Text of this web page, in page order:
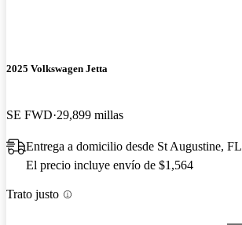
2025 Volkswagen Jetta
SE FWD 29,899 millas
Entrega a domicilio desde St Augustine, FL
El precio incluye envío de $1,564
Trato justo